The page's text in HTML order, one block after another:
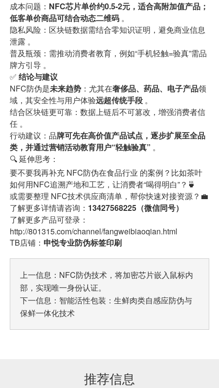
成本问题： NFC芯片单价约0.5-2元，适合高附加值产品；
低客单价商品可结合动态二维码 。
隐私风险：区块链数据需结合零知识证明，避免商业信息
泄露 。
普及瓶颈：需推动消费者教育，例如“手机轻触=验真”需品
牌方引导 。
✅ 结论与建议
NFC防伪是未来趋势 ：尤其在奢侈品、药品、电子产品领
域，其安全性与用户体验远超传统手段 。
结合区块链更可靠：数据上链后不可篡改，增强消费者信
任 。
行动建议：品牌可先在高价值产品试点，逐步扩展至全品
类，并通过营销活动教育用户“轻触验真” 。
🔍 延伸思考：
要不要我再补充 NFC防伪在食品行业 的案例？比如茶叶
如何用NFC追溯产地和工艺，让消费者“喝得明白”？🍵
或需要整理 NFC技术供应商清单，帮你快速对接资源？💼
了解更多详情请咨询： 13427568225（微信同号）
了解更多产品可登录：
http://801315.com/channel/fangweibiaoqian.html
TB店铺： 申悦专业防伪标签印刷
上一信息： NFC防伪技术，将加密芯片嵌入鼠标内
部，实现唯一身份认证。
下一信息： 智能活性包装：生鲜肉类自感应防伪与
保鲜一体化技术
推荐信息